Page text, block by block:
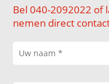
Bel 040-2092022 of
nemen direct